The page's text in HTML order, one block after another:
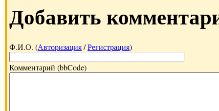
Добавить
Ф.И.О. (Авторизация/Регистрация)
Комментарий (bbCode)